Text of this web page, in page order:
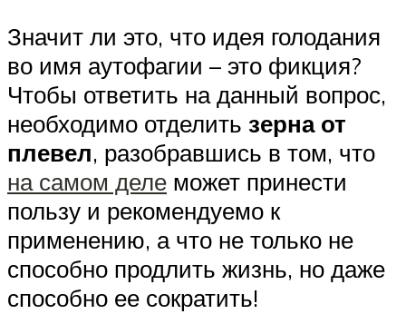
Значит ли это, что идея голодания
во имя аутофагии – это фикция?
Чтобы ответить на данный вопрос,
необходимо отделить зерна от
плевел, разобравшись в том, что
на самом деле может принести
пользу и рекомендуемо к
применению, а что не только не
способно продлить жизнь, но даже
способно ее сократить!